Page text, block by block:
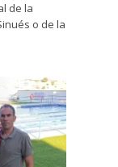
de la
o de la